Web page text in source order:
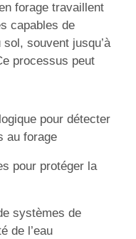
forage travaillent
capables de
souvent jusqu’à
processus peut
pour détecter
au forage
pour protéger la
systèmes de
de l’eau